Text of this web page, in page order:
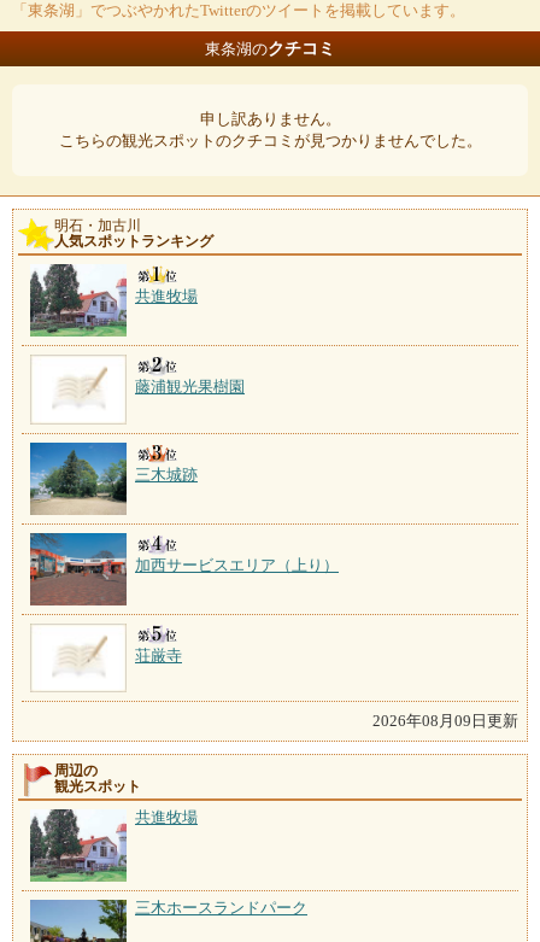
「東条湖」でつぶやかれたTwitterのツイートを掲載しています。
東条湖のクチコミ
申し訳ありません。
こちらの観光スポットのクチコミが見つかりませんでした。
明石・加古川
人気スポットランキング
共進牧場
藤浦観光果樹園
三木城跡
加西サービスエリア（上り）
荘厳寺
2026年08月09日更新
周辺の
観光スポット
共進牧場
三木ホースランドパーク